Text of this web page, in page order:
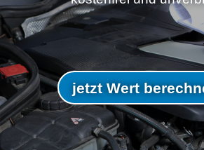
jetzt Wert